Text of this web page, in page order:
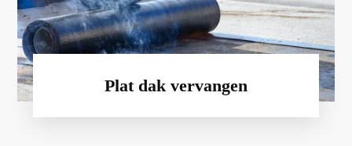
Plat dak vervangen